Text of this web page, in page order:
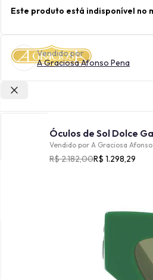
Este produto está indisponível no
Vendido por
A Graciosa Afonso Pena
Vendido por A Graciosa
R$ 2.182,00R$ 1.298,29